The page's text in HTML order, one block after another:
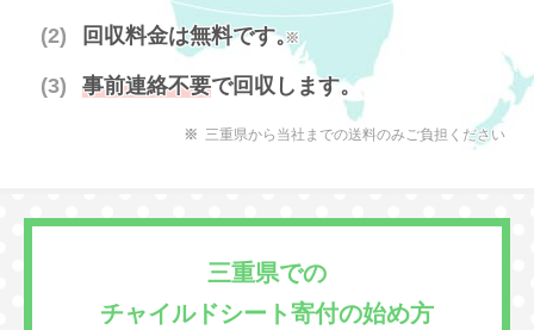
回収料金は無料です。
※
事前連絡不要で回収します。
三重県から当社までの送料のみご負担ください
三重県での
チャイルドシート寄付の始め方